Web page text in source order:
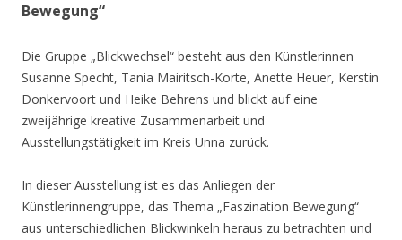
Bewegung“
Die Gruppe „Blickwechsel“ besteht aus den Künstlerinnen
Susanne Specht, Tania Mairitsch-Korte, Anette Heuer, Kerstin
Donkervoort und Heike Behrens und blickt auf eine
zweijährige kreative Zusammenarbeit und
Ausstellungstätigkeit im Kreis Unna zurück.
In dieser Ausstellung ist es das Anliegen der
Künstlerinnengruppe, das Thema „Faszination Bewegung“
aus unterschiedlichen Blickwinkeln heraus zu betrachten und